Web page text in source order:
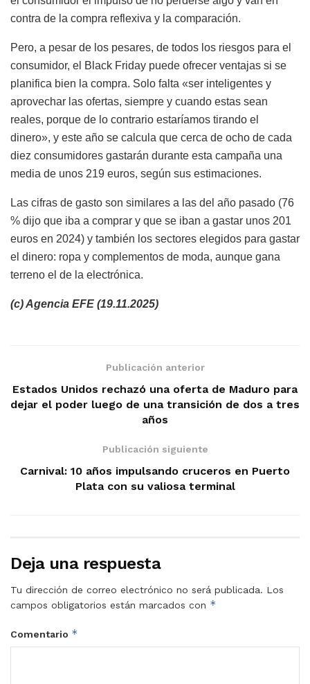
contra de la compra reflexiva y la comparación.
Pero, a pesar de los pesares, de todos los riesgos para el
consumidor, el Black Friday puede ofrecer ventajas si se
planifica bien la compra. Solo falta «ser inteligentes y
aprovechar las ofertas, siempre y cuando estas sean
reales, porque de lo contrario estaríamos tirando el
dinero», y este año se calcula que cerca de ocho de cada
diez consumidores gastarán durante esta campaña una
media de unos 219 euros, según sus estimaciones.
Las cifras de gasto son similares a las del año pasado (76
% dijo que iba a comprar y que se iban a gastar unos 201
euros en 2024) y también los sectores elegidos para gastar
el dinero: ropa y complementos de moda, aunque gana
terreno el de la electrónica.
(c) Agencia EFE (19.11.2025)
Publicación anterior
Estados Unidos rechazó una oferta de Maduro para
dejar el poder luego de una transición de dos a tres
años
Publicación siguiente
Carnival: 10 años impulsando cruceros en Puerto
Plata con su valiosa terminal
Deja una respuesta
Tu dirección de correo electrónico no será publicada. Los
campos obligatorios están marcados con *
Comentario *